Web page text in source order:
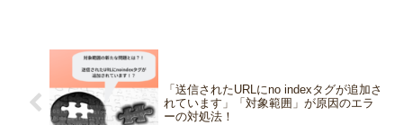
【Cocoon】の背景設定方法につ
いて解説していきます。背景設定
方法今回は...
「送信されたURLにno indexタグが追加さ
れています」「対象範囲」が原因のエラ
ーの対処法！